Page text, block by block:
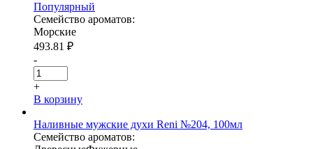
Популярный
Семейство ароматов:
Морские
493.81 ₽
-
+
В корзину
Наливные мужские духи Reni №204, 100мл
Семейство ароматов: